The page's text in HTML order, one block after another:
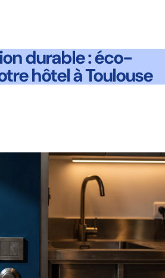
durable : éco-
hôtel à Toulouse